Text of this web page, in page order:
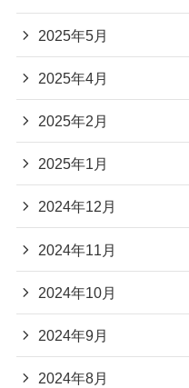
2025年5月
2025年4月
2025年2月
2025年1月
2024年12月
2024年11月
2024年10月
2024年9月
2024年8月